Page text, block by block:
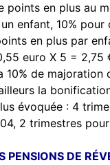
points en plus au
enfant, 10% pour
en plus par
euro X 5 = 2,75
de majoration
la
évoquée : 4
2 trimestres
PENSIONS DE